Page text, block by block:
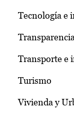
Tecnología e
Transporte e
Turismo
Vivienda y